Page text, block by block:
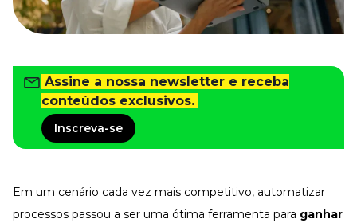
Departamento Pessoal
Para simplificar os processos
Gestão de Empresas e Negócios
Eleve os resultados da organização
Recursos Humanos
Assine a nossa newsletter e receba
conteúdos exclusivos.
Inscreva-se
Em um cenário cada vez mais competitivo, automatizar
processos passou a ser uma ótima ferramenta para ganhar